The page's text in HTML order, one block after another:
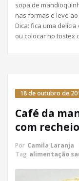
sopa de
nas formas e leve
Dica: fica uma
ou colocar no tostex
18 de outubro de
Café da
com
Por Camila Laranja
Tag alimentação